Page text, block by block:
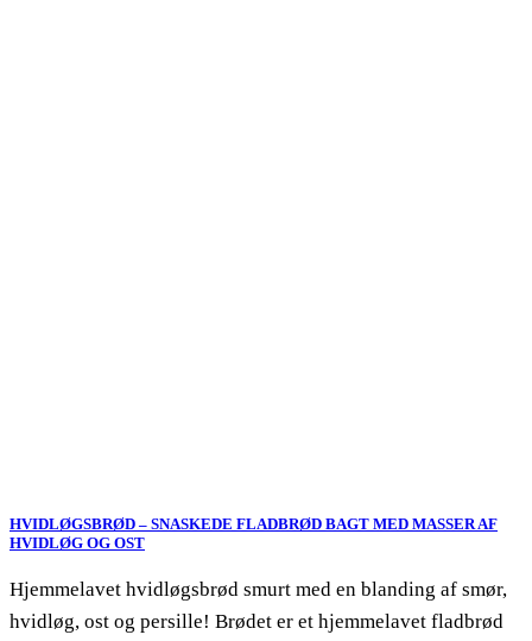
HVIDLØGSBRØD – SNASKEDE FLADBRØD BAGT MED MASSER AF
HVIDLØG OG OST
Hjemmelavet hvidløgsbrød smurt med en blanding af smør,
hvidløg, ost og persille! Brødet er et hjemmelavet fladbrød